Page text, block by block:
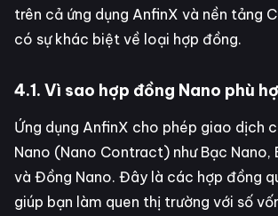
trên cả ứng dụng AnfinX và nền tảng
có sự khác biệt về loại hợp đồng.
4.1. Vì sao hợp đồng Nano phù
Ứng dụng AnfinX cho phép giao dịch
Nano (Nano Contract) như Bạc Nano,
và Đồng Nano. Đây là các hợp đồng
giúp bạn làm quen thị trường với số